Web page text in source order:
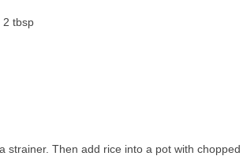
2 tbsp
strainer. Then add rice into a pot with